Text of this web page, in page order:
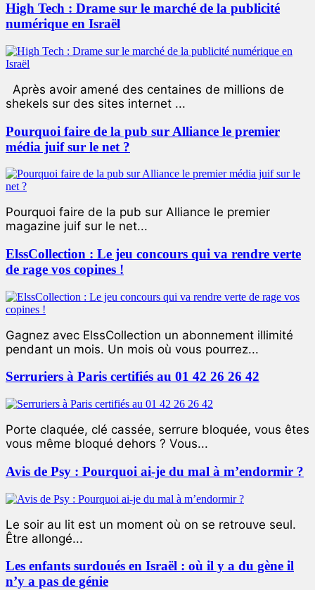
High Tech : Drame sur le marché de la publicité
numérique en Israël
Après avoir amené des centaines de millions de
shekels sur des sites internet ...
Pourquoi faire de la pub sur Alliance le premier
média juif sur le net ?
Pourquoi faire de la pub sur Alliance le premier
magazine juif sur le net...
ElssCollection : Le jeu concours qui va rendre verte
de rage vos copines !
Gagnez avec ElssCollection un abonnement illimité
pendant un mois. Un mois où vous pourrez...
Serruriers à Paris certifiés au 01 42 26 26 42
Porte claquée, clé cassée, serrure bloquée, vous êtes
vous même bloqué dehors ? Vous...
Avis de Psy : Pourquoi ai-je du mal à m’endormir ?
Le soir au lit est un moment où on se retrouve seul.
Être allongé...
Les enfants surdoués en Israël : où il y a du gène il
n’y a pas de génie